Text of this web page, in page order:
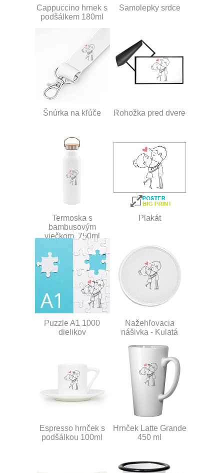
Cappuccino hrnek s
podšálkem 180ml
Samolepky srdce
Šnúrka na kľúče Rohožka pred dvere
Termoska s
bambusovým
viečkom, 750ml
Plakát
Puzzle A1 1000
dielikov
Nažehľovacia
nášivka - Kulatá
Espresso hrnček s
podšálkou 100ml
Hrnček Latte Grande
450 ml